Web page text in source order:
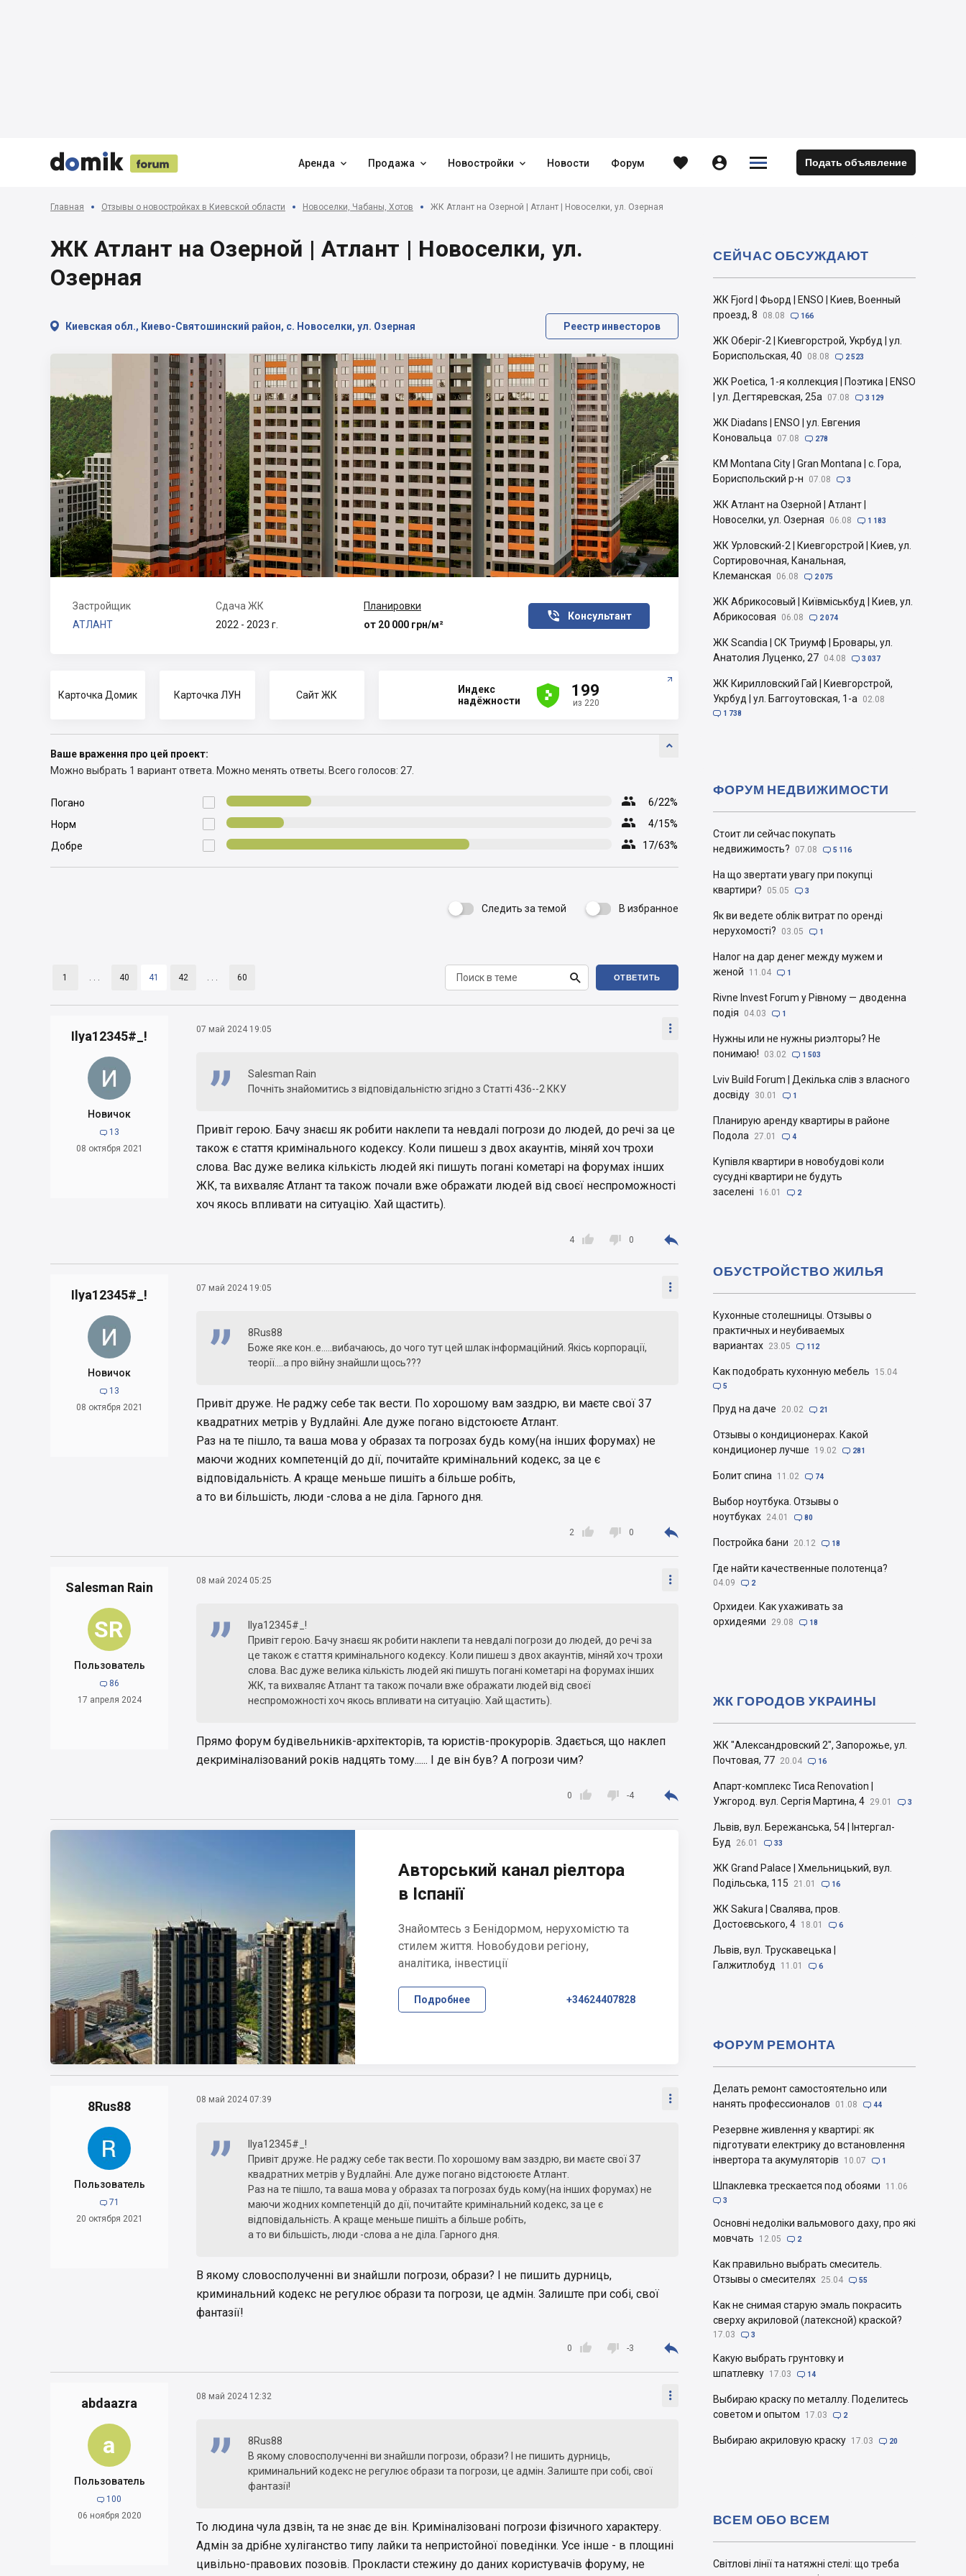


 
 Аренда  Продажа  Новостройки  Новости Форум   

 Подать объявление
Главная Отзывы о новостройках в Киевской области Новоселки, Чабаны, Хотов ЖК Атлант на Озерной | Атлант | Новоселки, ул. Озерная
ЖК Атлант на Озерной | Атлант | Новоселки, ул.
Озерная
 Киевская обл., Киево-Святошинский район, с. Новоселки, ул. Озерная Реестр инвесторов
Застройщик
АТЛАНТ
Сдача ЖК
2022 - 2023 г.
Планировки
от 20 000 грн/м²
Консультант

Карточка Домик Карточка ЛУН Сайт ЖК
Индекс
надёжности




 199
из 220

Ваше враження про цей проект:
Можно выбрать 1 вариант ответа. Можно менять ответы. Всего голосов: 27.

Погано  6/22%

Норм  4/15%

Добре  17/63%
Следить за темой  В избранное
1 . . . 40 41 42 . . . 60  ОТВЕТИТЬ
Ilya12345#_!
Новичок
 13
08 октября 2021
07 май 2024 19:05 
Salesman Rain
Почніть знайомитись з відповідальністю згідно з Статті 436--2 ККУ
Привіт герою. Бачу знаєш як робити наклепи та невдалі погрози до людей, до речі за це
також є стаття кримінального кодексу. Коли пишеш з двох акаунтів, міняй хоч трохи
слова. Вас дуже велика кількість людей які пишуть погані кометарі на форумах інших
ЖК, та вихваляє Атлант та також почали вже ображати людей від своєї неспроможності
хоч якось впливати на ситуацію. Хай щастить).

4  0 
Ilya12345#_!
Новичок
 13
08 октября 2021
07 май 2024 19:05 
8Rus88
Боже яке кон..е.....вибачаюсь, до чого тут цей шлак інформаційний. Якісь корпорації,
теорії....а про війну знайшли щось???
Привіт друже. Не раджу себе так вести. По хорошому вам заздрю, ви маєте свої 37
квадратних метрів у Вудлайні. Але дуже погано відстоюєте Атлант.
Раз на те пішло, та ваша мова у образах та погрозах будь кому(на інших форумах) не
маючи жодних компетенцій до дії, почитайте кримінальний кодекс, за це є
відповідальність. А краще меньше пишіть а більше робіть,
а то ви більшість, люди -слова а не діла. Гарного дня.

2  0 
Salesman Rain
SR
Пользователь
 86
17 апреля 2024
08 май 2024 05:25 
Ilya12345#_!
Привіт герою. Бачу знаєш як робити наклепи та невдалі погрози до людей, до речі за
це також є стаття кримінального кодексу. Коли пишеш з двох акаунтів, міняй хоч трохи
слова. Вас дуже велика кількість людей які пишуть погані кометарі на форумах інших
ЖК, та вихваляє Атлант та також почали вже ображати людей від своєї
неспроможності хоч якось впливати на ситуацію. Хай щастить).
Прямо форум будівельників-архітекторів, та юристів-прокурорів. Здається, що наклеп
декриміналізований років надцять тому...... І де він був? А погрози чим?

0  -4 
8Rus88
Пользователь
 71
20 октября 2021
08 май 2024 07:39 
Ilya12345#_!
Привіт друже. Не раджу себе так вести. По хорошому вам заздрю, ви маєте свої 37
квадратних метрів у Вудлайні. Але дуже погано відстоюєте Атлант.
Раз на те пішло, та ваша мова у образах та погрозах будь кому(на інших форумах) не
маючи жодних компетенцій до дії, почитайте кримінальний кодекс, за це є
відповідальність. А краще меньше пишіть а більше робіть,
а то ви більшість, люди -слова а не діла. Гарного дня.
В якому словосполученні ви знайшли погрози, образи? І не пишить дурниць,
криминальний кодекс не регулює образи та погрози, це адмін. Залиште при собі, свої
фантазії!

0  -3 
abdaazra
a
Пользователь
 100
06 ноября 2020
08 май 2024 12:32 
8Rus88
В якому словосполученні ви знайшли погрози, образи? І не пишить дурниць,
криминальний кодекс не регулює образи та погрози, це адмін. Залиште при собі, свої
фантазії!
То людина чула дзвін, та не знає де він. Криміналізовані погрози фізичного характеру.
Адмін за дрібне хуліганство типу лайки та непристойної поведінки. Усе інше - в площині
цивільно-правових позовів. Прокласти стежину до даних користувачів форуму, не
Авторський канал ріелтора
в Іспанії
Знайомтесь з Бенідормом, нерухомістю та
стилем життя. Новобудови регіону,
аналітика, інвестиції
Подробнее +34624407828
ЖК Fjord | Фьорд | ENSO | Киев, Военный
проезд, 8
08.08  166
ЖК Оберіг-2 | Киевгорстрой, Укрбуд | ул.
Бориспольская, 40
08.08  2 523
ЖК Poetica, 1-я коллекция | Поэтика | ENSO
| ул. Дегтяревская, 25а
07.08  3 129
ЖК Diadans | ENSO | ул. Евгения
Коновальца
07.08  278
КМ Montana City | Gran Montana | с. Гора,
Бориспольский р-н
07.08  3
ЖК Атлант на Озерной | Атлант |
Новоселки, ул. Озерная
06.08  1 183
ЖК Урловский-2 | Киевгорстрой | Киев, ул.
Сортировочная, Канальная,
Клеманская
06.08  2 075
ЖК Абрикосовый | Київміськбуд | Киев, ул.
Абрикосовая
06.08  2 074
ЖК Scandia | СК Триумф | Бровары, ул.
Анатолия Луценко, 27 04.08  3 037
ЖК Кирилловский Гай | Киевгорстрой,
Укрбуд | ул. Баггоутовская, 1-а
02.08
 1 738
СЕЙЧАС ОБСУЖДАЮТ
Стоит ли сейчас покупать
недвижимость?
07.08  5 116
На що звертати увагу при покупці
квартири?
05.05  3
Як ви ведете облік витрат по оренді
нерухомості?
03.05  1
Налог на дар денег между мужем и
женой
11.04  1
Rivne Invest Forum у Рівному — дводенна
подія
04.03  1
Нужны или не нужны риэлторы? Не
понимаю!
03.02  1 503
Lviv Build Forum | Декілька слів з власного
досвіду 30.01  1
Планирую аренду квартиры в районе
Подола
27.01  4
Купівля квартири в новобудові коли
сусудні квартири не будуть
заселені
16.01  2
ФОРУМ НЕДВИЖИМОСТИ
Кухонные столешницы. Отзывы о
практичных и неубиваемых
вариантах 23.05  112
Как подобрать кухонную мебель 15.04
 5
Пруд на даче 20.02  21
Отзывы о кондиционерах. Какой
кондиционер лучше
19.02  281
Болит спина 11.02  74
Выбор ноутбука. Отзывы о
ноутбуках 24.01  80
Постройка бани 20.12  18
Где найти качественные полотенца?
04.09  2
Орхидеи. Как ухаживать за
орхидеями
29.08  18
ОБУСТРОЙСТВО ЖИЛЬЯ
ЖК "Александровский 2", Запорожье, ул.
Почтовая, 77 20.04  16
Апарт-комплекс Тиса Renovation |
Ужгород. вул. Сергія Мартина, 4 29.01  3
Львів, вул. Бережанська, 54 | Інтергал-
Буд
26.01  33
ЖК Grand Palace | Хмельницький, вул.
Подільська, 115
21.01  16
ЖК Sakura | Свалява, пров.
Достоєвського, 4 18.01  6
Львів, вул. Трускавецька |
Галжитлобуд
11.01  6
ЖК ГОРОДОВ УКРАИНЫ
Делать ремонт самостоятельно или
нанять профессионалов
01.08  44
Резервне живлення у квартирі: як
підготувати електрику до встановлення
інвертора та акумуляторів
10.07  1
Шпаклевка трескается под обоями 11.06
 3
Основні недоліки вальмового даху, про які
мовчать
12.05  2
Как правильно выбрать смеситель.
Отзывы о смесителях 25.04  55
Как не снимая старую эмаль покрасить
сверху акриловой (латексной) краской?
17.03  3
Какую выбрать грунтовку и
шпатлевку 17.03  14
Выбираю краску по металлу. Поделитесь
советом и опытом
17.03  2
Выбираю акриловую краску 17.03  20
ФОРУМ РЕМОНТА
Світлові лінії та натяжні стелі: що треба
ВСЕМ ОБО ВСЕМ